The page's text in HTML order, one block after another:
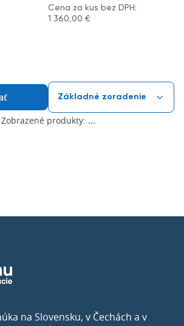
Cena za kus bez DPH:
1 360,00 €
Zobrazené produkty: ...
na Slovensku, v Čechách a v